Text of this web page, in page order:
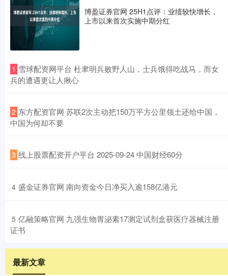
博盈证券官网 25H1点评：业绩较快增长，
上市以来首次实施中期分红
1 ​雪球配资网平台 杜聿明兵败野人山，士兵饿得吃战马，而女
兵的遭遇更让人揪心
2 ​东方配资官网 苏联2次主动把150万平方公里领土还给中国，
中国为何却不要
3 ​线上股票配资开户平台 2025-09-24 中国财经60分
4 ​盛金证券官网 南向资金今日净买入逾158亿港元
5 ​亿融策略官网 九强生物胃泌素17测定试剂盒获医疗器械注册
证书
最新文章